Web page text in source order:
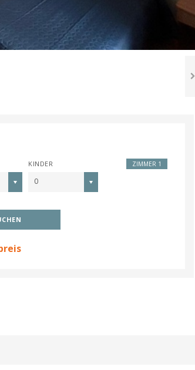
ZIMMER 1
KINDER
0